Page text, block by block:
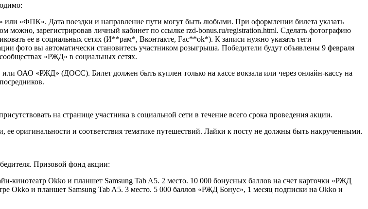
или «ФПК». Дата поездки и направление пути могут быть любыми. При оформлении билета указать
зарегистрировав личный кабинет по ссылке rzd-bonus.ru/registration.html. Сделать фотографию
ее в социальных сетях (И**рам*, Вконтакте, Fac**ok*). К записи нужно указать теги
фото вы автоматически становитесь участником розыгрыша. Победители будут объявлены 9 февраля
«РЖД» в социальных сетях.
ОАО «РЖД» (ДОСС). Билет должен быть куплен только на кассе вокзала или через онлайн-кассу на
на странице участника в социальной сети в течение всего срока проведения акции.
оригинальности и соответствия тематике путешествий. Лайки к посту не должны быть накрученными.
Призовой фонд акции:
кинотеатр Okko и планшет Samsung Tab A5. 2 место. 10 000 бонусных баллов на счет карточки «РЖД
Okko и планшет Samsung Tab A5. 3 место. 5 000 баллов «РЖД Бонус», 1 месяц подписки на Okko и